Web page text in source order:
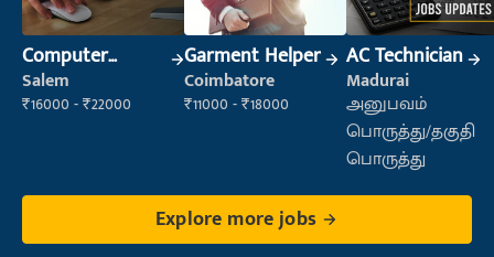
Computer
Operator
Salem
₹16000 - ₹22000
Garment Helper
Coimbatore
₹11000 - ₹18000
AC Technician
Madurai
அனுபவம்
பொருத்து/தகுதி
பொருத்து
Explore more jobs